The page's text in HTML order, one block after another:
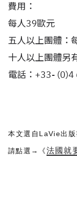
費用：
每人39歐元
五人以上團體：
十人以上團體另
電話：+33-
本文選自LaVie出版
請點選→《法國就